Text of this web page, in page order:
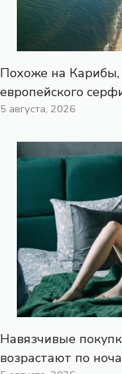
Похоже на
европейского
5 августа, 2026
Навязчивые
возрастают по